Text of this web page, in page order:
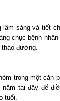
sàng và tiết
chục bệnh
tháo đường.
trong một căn
tại đây để
tuổi.